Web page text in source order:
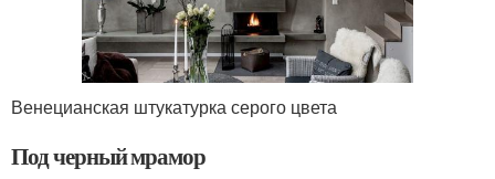
Венецианская штукатурка серого цвета
Под черный мрамор